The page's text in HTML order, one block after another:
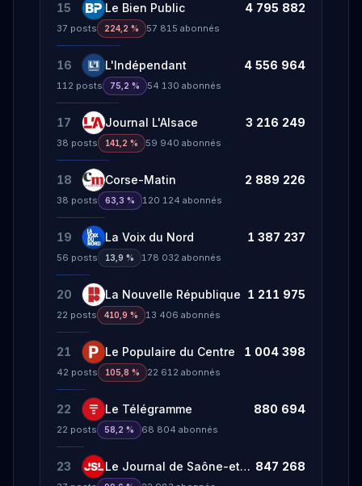
15 Le Bien Public 4 795 882
37 posts 224,2 % 57 815 abonnés
16 L'Indépendant 4 556 964
112 posts 75,2 % 54 130 abonnés
17 Journal L'Alsace 3 216 249
38 posts 141,2 % 59 940 abonnés
18 Corse-Matin 2 889 226
38 posts 63,3 % 120 124 abonnés
19 La Voix du Nord 1 387 237
56 posts 13,9 % 178 032 abonnés
20 La Nouvelle République 1 211 975
22 posts 410,9 % 13 406 abonnés
21 Le Populaire du Centre 1 004 398
42 posts 105,8 % 22 612 abonnés
22 Le Télégramme 880 694
22 posts 58,2 % 68 804 abonnés
23 Le Journal de Saône-et-Loire 847 268